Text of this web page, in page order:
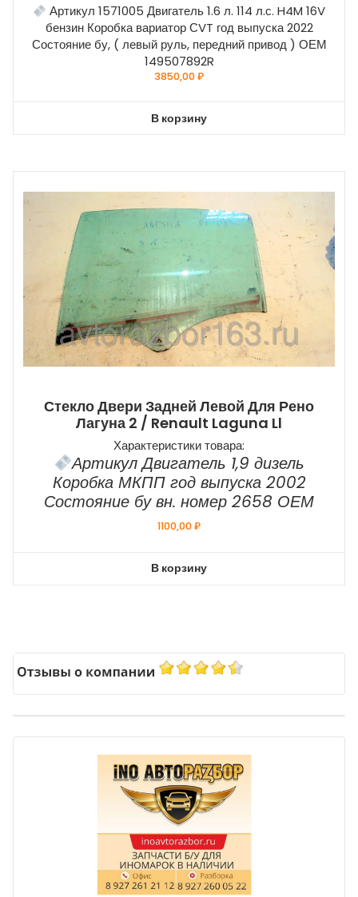
Артикул 1571005 Двигатель 1.6 л. 114 л.с. H4M 16V
бензин Коробка вариатор СVT год выпуска 2022
Состояние бу, ( левый руль, передний привод ) ОЕМ
149507892R
3850,00₽
В корзину
Стекло Двери Задней Левой Для Рено
Лагуна 2 / Renault Laguna Ll
Характеристики товара:
Артикул Двигатель 1,9 дизель
Коробка МКПП год выпуска 2002
Состояние бу вн. номер 2658 ОЕМ
1100,00₽
В корзину